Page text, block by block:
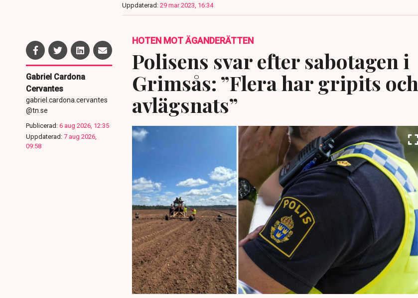
Uppdaterad: 29 mar 2023, 16:34
Gabriel Cardona
Cervantes
gabriel.cardona.cervantes
@tn.se
Publicerad: 6 aug 2026, 12:35
Uppdaterad: 7 aug 2026,
09:58
HOTEN MOT ÄGANDERÄTTEN
Polisens svar efter sabotagen i
Grimsås: ”Flera har gripits och
avlägsnats”